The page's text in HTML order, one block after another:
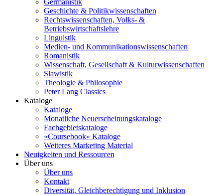
Germanistik
Geschichte & Politikwissenschaften
Rechtswissenschaften, Volks- &
Betriebswirtschaftslehre
Linguistik
Medien- und Kommunikationswissenschaften
Romanistik
Wissenschaft, Gesellschaft & Kulturwissenschaften
Slawistik
Theologie & Philosophie
Peter Lang Classics
Kataloge
Kataloge
Monatliche Neuerscheinungskataloge
Fachgebietskataloge
«Coursebook» Kataloge
Weiteres Marketing Material
Neuigkeiten und Ressourcen
Über uns
Über uns
Kontakt
Diversität, Gleichberechtigung und Inklusion